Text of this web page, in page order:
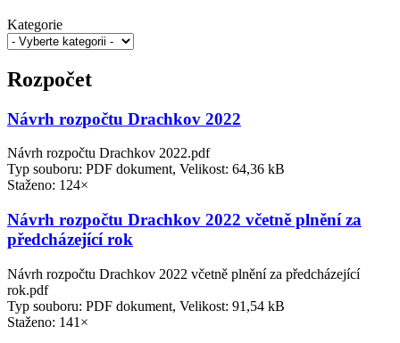
Kategorie
Rozpočet
Návrh rozpočtu Drachkov 2022
Návrh rozpočtu Drachkov 2022.pdf
Typ souboru: PDF dokument, Velikost: 64,36 kB
Staženo: 124×
Návrh rozpočtu Drachkov 2022 včetně plnění za
předcházející rok
Návrh rozpočtu Drachkov 2022 včetně plnění za předcházející
rok.pdf
Typ souboru: PDF dokument, Velikost: 91,54 kB
Staženo: 141×